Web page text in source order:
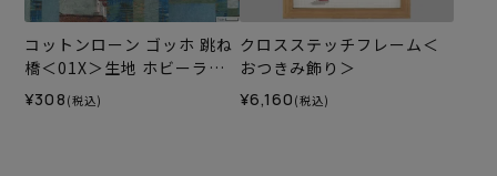
コットンローン ゴッホ 跳ね
橋＜01X＞生地 ホビーラホ
ビーレデザインコレクショ
¥308 (税込)
クロスステッチフレーム＜
おつきみ飾り＞
¥6,160 (税込)